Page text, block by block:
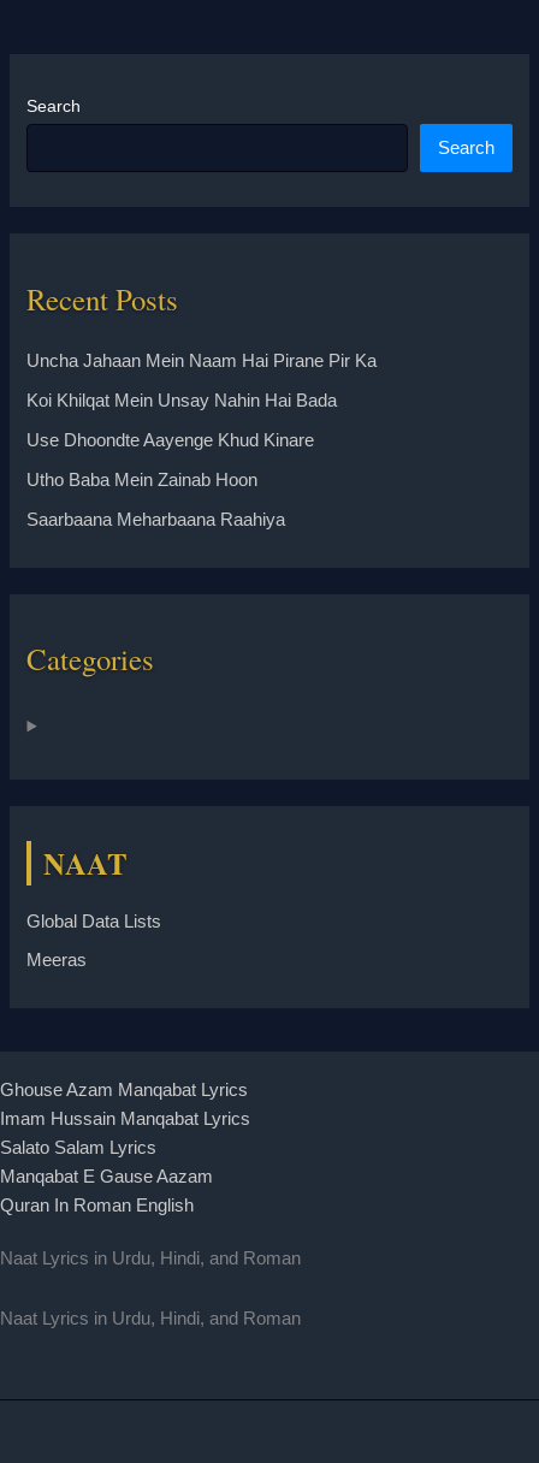
Search
Search
Recent Posts
Uncha Jahaan Mein Naam Hai Pirane Pir Ka
Koi Khilqat Mein Unsay Nahin Hai Bada
Use Dhoondte Aayenge Khud Kinare
Utho Baba Mein Zainab Hoon
Saarbaana Meharbaana Raahiya
Categories
NAAT
Global Data Lists
Meeras
Ghouse Azam Manqabat Lyrics
Imam Hussain Manqabat Lyrics
Salato Salam Lyrics
Manqabat E Gause Aazam
Quran In Roman English
Naat Lyrics in Urdu, Hindi, and Roman
Naat Lyrics in Urdu, Hindi, and Roman